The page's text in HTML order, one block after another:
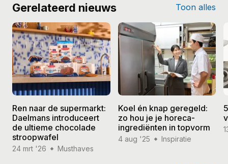
Gerelateerd nieuws Toon alles
Ren naar de supermarkt:
Daelmans introduceert
de ultieme chocolade
stroopwafel
24 mrt '26 Musthaves
Koel én knap geregeld:
zo hou je je horeca-
ingrediënten in topvorm
4 aug '25 Inspiratie